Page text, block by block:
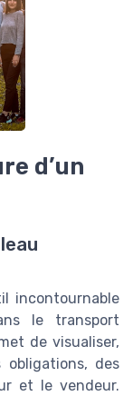
d’un
incontournable
le transport
de visualiser,
des
et le vendeur.